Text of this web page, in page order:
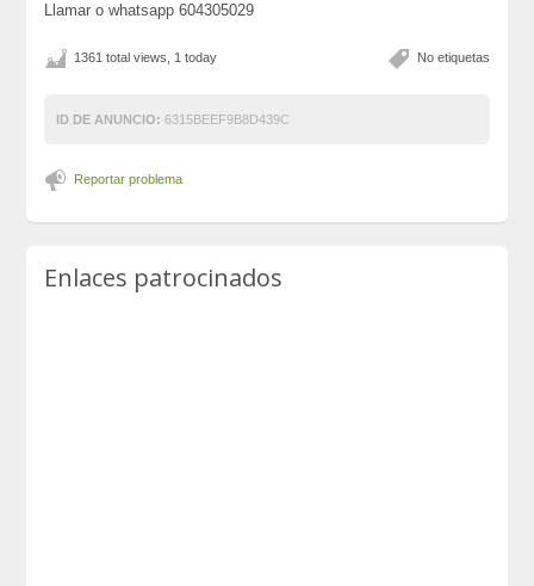
Llamar o whatsapp 604305029
No etiquetas
1361 total views, 1 today
ID DE ANUNCIO: 6315BEEF9B8D439C
Reportar problema
Enlaces patrocinados